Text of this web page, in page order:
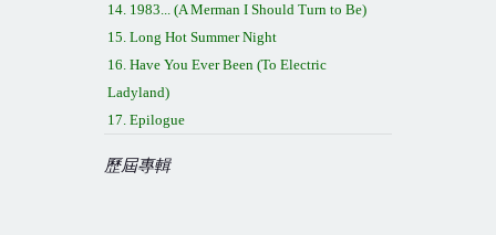
14. 1983... (A Merman I Should Turn to Be)
15. Long Hot Summer Night
16. Have You Ever Been (To Electric
Ladyland)
17. Epilogue
歷屆專輯